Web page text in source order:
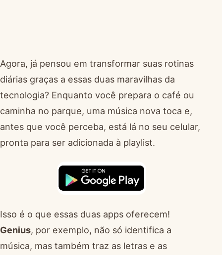
Agora, já pensou em transformar suas rotinas
diárias graças a essas duas maravilhas da
tecnologia? Enquanto você prepara o café ou
caminha no parque, uma música nova toca e,
antes que você perceba, está lá no seu celular,
pronta para ser adicionada à playlist.
Isso é o que essas duas apps oferecem!
Genius, por exemplo, não só identifica a
música, mas também traz as letras e as